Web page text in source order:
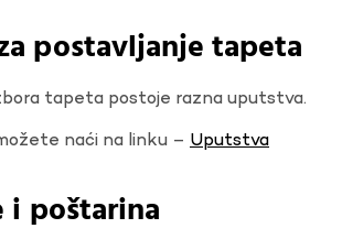
postavljanje tapeta
tapeta postoje razna uputstva.
naći na linku – Uputstva
i poštarina